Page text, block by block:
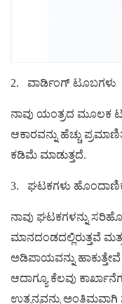
2. ವಾರ್ಡಿಂಗ್ ಟೂಬಗಳು
ನಾವು ಯಂತ್ರದ ಮೂಲಕ
ಆಕಾರವನ್ನು ಹೆಚ್ಚು
ಕಡಿಮೆ ಮಾಡುತ್ತದೆ.
3. ಘಟಕಗಳು
ನಾವು ಘಟಕಗಳನ್ನು
ಮಾನದಂಡದಲ್ಲಿರುತ್ತವೆ
ಅಡಿಪಾಯವನ್ನು
ಆದಾಗ್ಯೂ ಕೆಲವು
ಉತ್ಪನ್ನವನ್ನು ಅಂತಿಮವಾಗಿ